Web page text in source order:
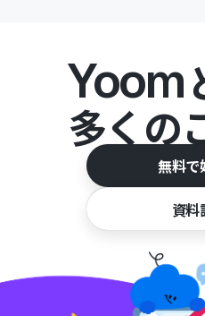
Yoom
多くの
無料で
資料